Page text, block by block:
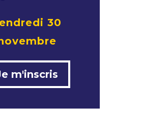
30
m'inscris